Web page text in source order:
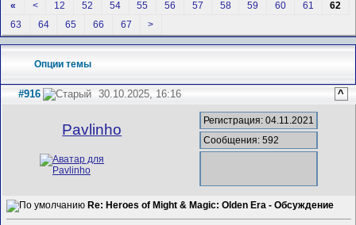
« < 12 52 54 55 56 57 58 59 60 61
62
63
64 65 66 67 >
Опции темы
#916 30.10.2025, 16:16 ^
Pavlinho
Регистрация: 04.11.2021
Сообщения: 592
Re: Heroes of Might & Magic: Olden Era - Обсуждение